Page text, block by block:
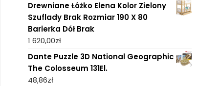
Drewniane Łóżko Elena Kolor Zielony
Szuflady Brak Rozmiar 190 X 80
Barierka Dół Brak
1 620,00zł
Dante Puzzle 3D National Geographic
The Colosseum 131El.
48,86zł